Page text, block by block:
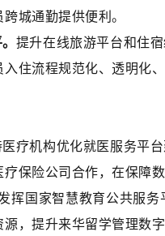
城通勤提供便利。
提升在线旅游平台和住
住流程规范化、透明化
疗机构优化就医服务平
保险公司合作，在保障
挥国家智慧教育公共服
，提升来华留学管理数字